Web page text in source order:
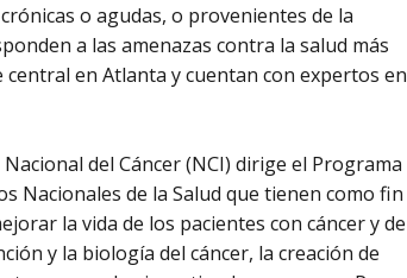
o agudas, o provenientes de la
a las amenazas contra la salud más
en Atlanta y cuentan con expertos en
del Cáncer (NCI) dirige el Programa
Nacionales de la Salud que tienen como fin
la vida de los pacientes con cáncer y de
y la biología del cáncer, la creación de